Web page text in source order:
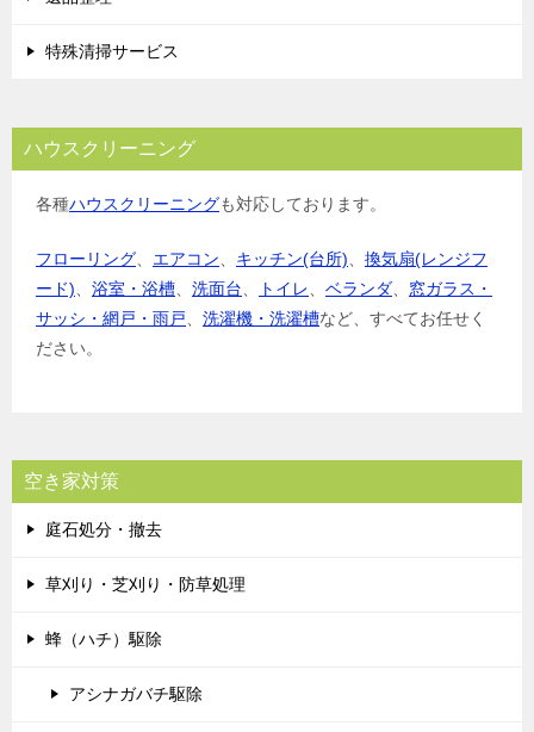
特殊清掃サービス
ハウスクリーニング
各種ハウスクリーニングも対応しております。
フローリング、 エアコン、 キッチン(台所)、 換気扇(レンジフ
ード)、 浴室・浴槽、 洗面台、 トイレ、 ベランダ、 窓ガラス・
サッシ・網戸・雨戸、 洗濯機・洗濯槽など、すべてお任せく
ださい。
空き家対策
庭石処分・撤去
草刈り・芝刈り・防草処理
蜂（ハチ）駆除
アシナガバチ駆除